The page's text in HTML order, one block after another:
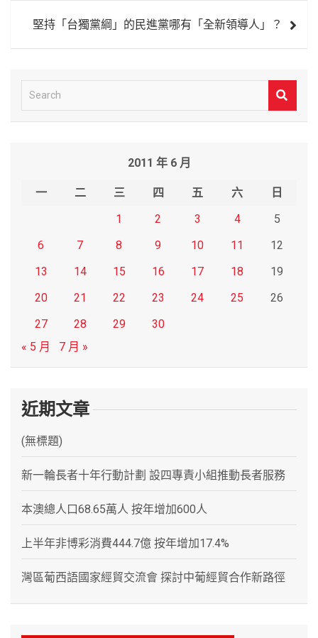
堅持「台獨黨綱」的民進黨哪有「全新領導人」？
e
2011 年 6 月
一 二 三 四 五 六
日
1
2 3 4
5
6
7 8 9 10 11
12
13
14 15 16 17 18
19
20
21 22 23 24 25
26
27
28 29
30
« 5 月
7 月 »
近期文章
(無標題)
新一輪長者十年行動計劃 設四專責小組推動長者服務
本澳總人口68.65萬人 按年增加600人
上半年非博彩消費444.7億 按年增加17.4%
灣區葡西語國家經貿交流會 探討中葡經貿合作新路徑